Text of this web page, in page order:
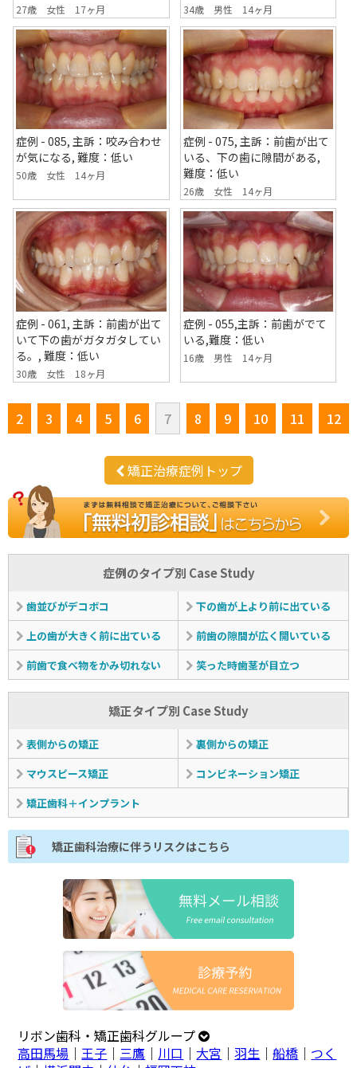
27歳 女性 17ヶ月 34歳 男性 14ヶ月
症例 - 085, 主訴：咬み合わせ
が気になる, 難度：低い
50歳 女性 14ヶ月
症例 - 075, 主訴：前歯が出て
いる、下の歯に隙間がある,
難度：低い
26歳 女性 14ヶ月
症例 - 061, 主訴：前歯が出て
いて下の歯がガタガタしてい
る。, 難度：低い
30歳 女性 18ヶ月
症例 - 055,主訴：前歯がでて
いる,難度：低い
16歳 男性 14ヶ月
2 3 4 5 6 7 8 9 10 11 12
矯正治療症例トップ
症例のタイプ別 Case Study
歯並びがデコボコ
下の歯が上より前に出ている
上の歯が大きく前に出ている
前歯の隙間が広く開いている
前歯で食べ物をかみ切れない
笑った時歯茎が目立つ
矯正タイプ別 Case Study
表側からの矯正
裏側からの矯正
マウスピース矯正
コンビネーション矯正
矯正歯科＋インプラント
矯正歯科治療に伴うリスクはこちら
リボン歯科・矯正歯科グループ
高田馬場 ｜王子 ｜ 三鷹 ｜ 川口 ｜ 大宮 ｜羽生 ｜船橋 ｜ つく